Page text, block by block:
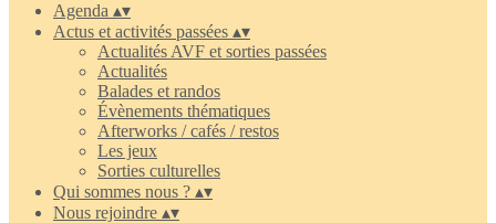
Agenda ▴▾
Actus et activités passées ▴▾
Actualités AVF et sorties passées
Actualités
Balades et randos
Évènements thématiques
Afterworks / cafés / restos
Les jeux
Sorties culturelles
Qui sommes nous ? ▴▾
Nous rejoindre ▴▾